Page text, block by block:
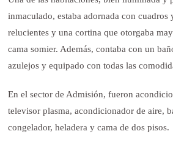
inmaculado, estaba adornada con cuadros
relucientes y una cortina que otorgaba
cama somier. Además, contaba con un
azulejos y equipado con todas las
En el sector de Admisión, fueron
televisor plasma, acondicionador de aire,
congelador, heladera y cama de dos pisos.